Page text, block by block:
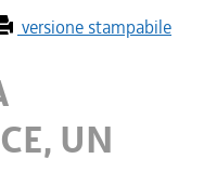
versione stampabile
UN